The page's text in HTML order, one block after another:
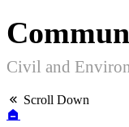
Civil and
Scroll Down